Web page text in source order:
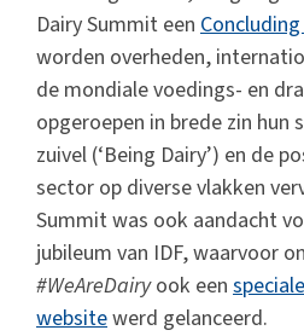
Dairy Summit een
worden overheden,
de mondiale voedings- en
opgeroepen in brede zin hun
zuivel (‘Being Dairy’) en de
sector op diverse vlakken
Summit was ook aandacht
jubileum van IDF, waarvoor
#WeAreDairyook een
websitewerd gelanceerd.